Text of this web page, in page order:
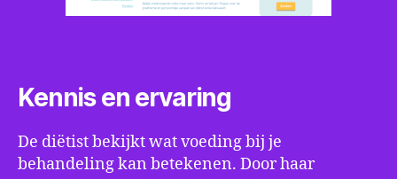
Kennis en ervaring
De diëtist bekijkt wat voeding bij je
behandeling kan betekenen. Door haar